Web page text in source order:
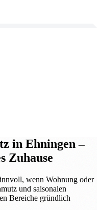
in Ehningen–
Zuhause
wenn Wohnung oder
und saisonalen
Bereiche gründlich